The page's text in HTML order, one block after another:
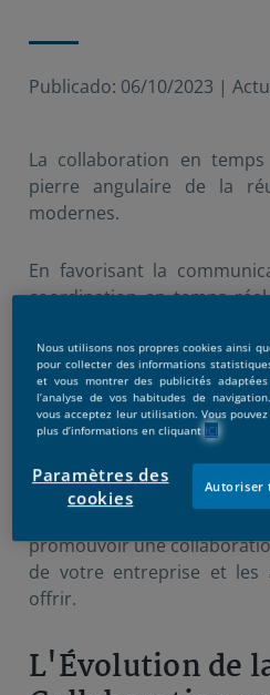
Publicado: 06/10/2023 |
La collaboration en
pierre angulaire de la
modernes.
En favorisant la
coordination en temps
l'équipe, les organisations
en efficacité et en
La culture de l’entreprise
interne, intéresse de
d’études
promouvoir une
de votre entreprise et les
offrir.
L'Évolution de
Nous utilisons nos propres cookies ainsi
pour collecter des informations
et vous montrer des publicités
l’analyse de vos habitudes de
vous acceptez leur utilisation. Vous
plus d’informations en cliquantICI
Paramètres des
cookies
Autoriser